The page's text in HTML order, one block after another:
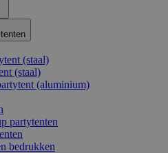
(staal)
(staal)
(aluminium)
partytenten
bedrukken